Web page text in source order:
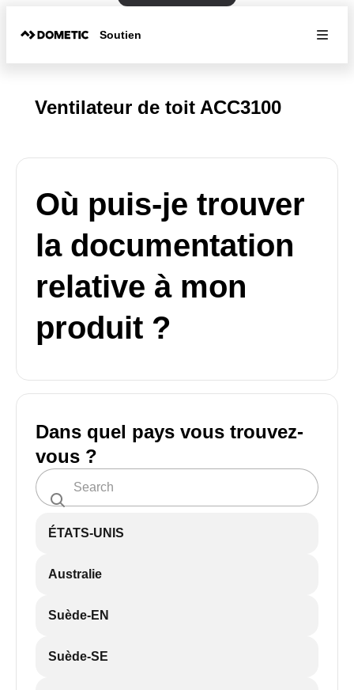
Soutien
Ventilateur de toit ACC3100
Où puis-je trouver
la documentation
relative à mon
produit ?
Dans quel pays vous trouvez-
vous ?
ÉTATS-UNIS
Australie
Suède-EN
Suède-SE